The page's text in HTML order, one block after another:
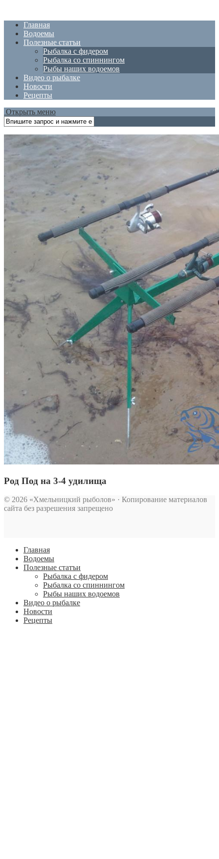
Главная
Водоемы
Полезные статъи
Рыбалка с фидером
Рыбалка со спиннингом
Рыбы наших водоемов
Видео о рыбалке
Новости
Рецепты
Открыть меню
Род Под на 3-4 удилища
© 2026 «Хмельницкий рыболов» · Копирование материалов
сайта без разрешения запрещено
Главная
Водоемы
Полезные статъи
Рыбалка с фидером
Рыбалка со спиннингом
Рыбы наших водоемов
Видео о рыбалке
Новости
Рецепты